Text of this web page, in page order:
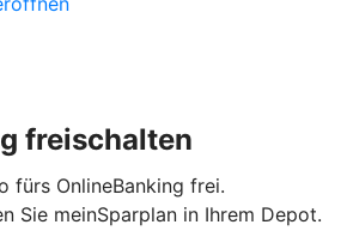
freischalten
fürs OnlineBanking frei.
Sie meinSparplan in Ihrem Depot.